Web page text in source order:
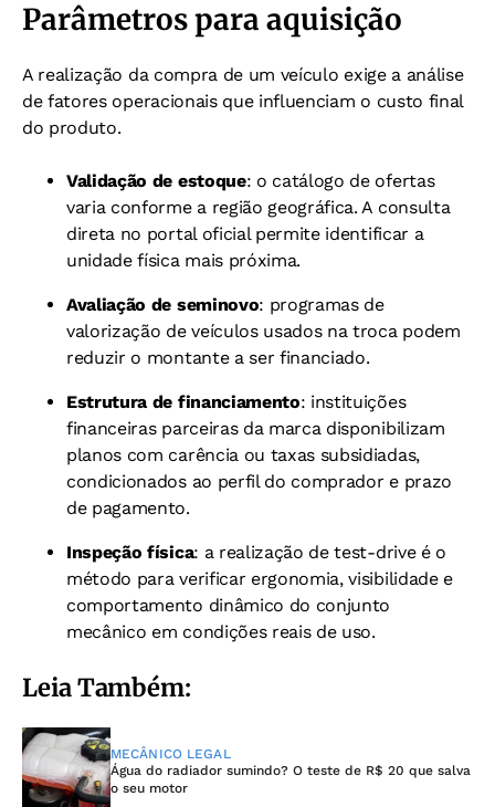
Parâmetros para aquisição
A realização da compra de um veículo exige a análise
de fatores operacionais que influenciam o custo final
do produto.
Validação de estoque: o catálogo de ofertas
varia conforme a região geográfica. A consulta
direta no portal oficial permite identificar a
unidade física mais próxima.
Avaliação de seminovo: programas de
valorização de veículos usados na troca podem
reduzir o montante a ser financiado.
Estrutura de financiamento: instituições
financeiras parceiras da marca disponibilizam
planos com carência ou taxas subsidiadas,
condicionados ao perfil do comprador e prazo
de pagamento.
Inspeção física: a realização de test-drive é o
método para verificar ergonomia, visibilidade e
comportamento dinâmico do conjunto
mecânico em condições reais de uso.
Leia Também:
MECÂNICO LEGAL
Água do radiador sumindo? O teste de R$ 20 que salva
o seu motor